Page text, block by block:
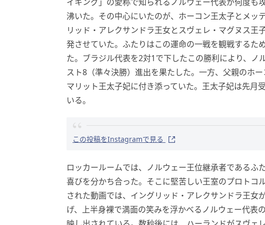
沸いた。その中心にいたのが、ホーコン王太子とメッ
リッド・アレクサンドラ王女とスヴェレ・マグヌス王
発させていた。ふたりはこの運命の一戦を観戦するた
た。ブラジル代表を2対1で下したこの勝利により、ノ
スト8（準々決勝）進出を果たした。一方、父親のホ
マリット王太子妃に付き添っていた。王太子妃は先月
いる。
この投稿をInstagramで見る
ロッカールームでは、ノルウェー王位継承者であるふ
喜びを分かち合った。そこに堅苦しい王室のプロトコ
された動画では、イングリッド・アレクサンドラ王女
げ、上半身裸で満面の笑みを浮かべるノルウェー代表